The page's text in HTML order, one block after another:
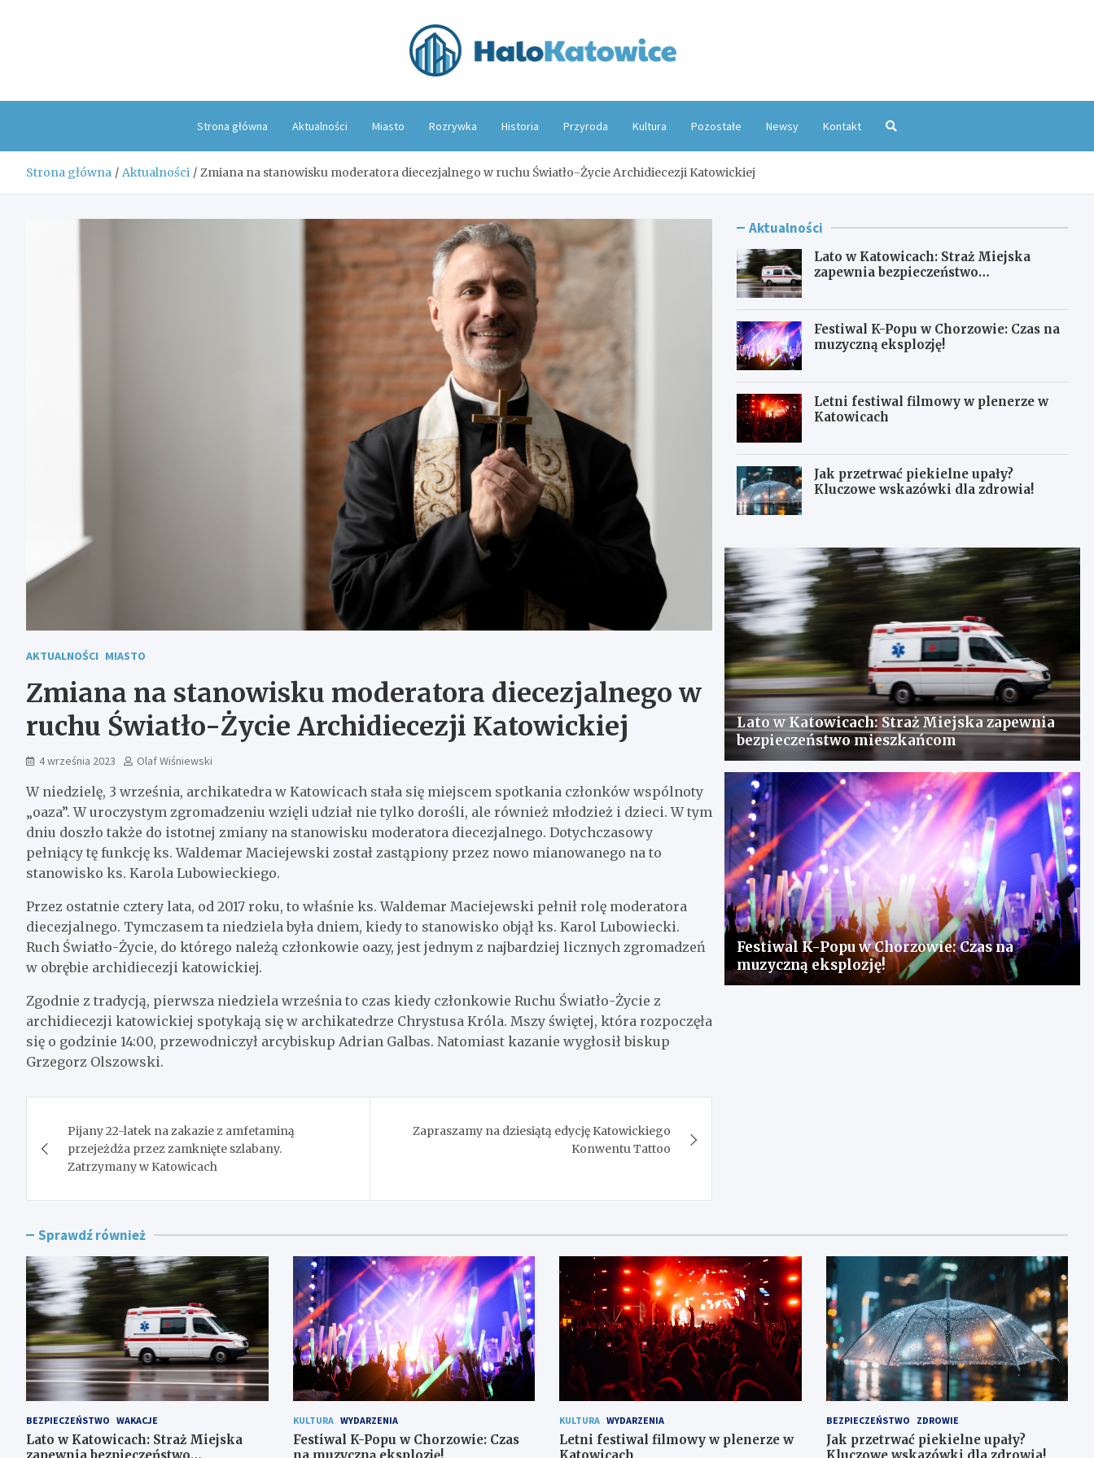
Strona główna Aktualności Miasto Rozrywka Historia Przyroda Kultura Pozostałe Newsy Kontakt
Strona główna Aktualności Zmiana na stanowisku moderatora diecezjalnego w ruchu Światło-Życie Archidiecezji Katowickiej
AKTUALNOŚCI MIASTO
Zmiana na stanowisku moderatora diecezjalnego w
ruchu Światło-Życie Archidiecezji Katowickiej
4 września 2023 Olaf Wiśniewski
W niedzielę, 3 września, archikatedra w Katowicach stała się miejscem spotkania członków wspólnoty
„oaza”. W uroczystym zgromadzeniu wzięli udział nie tylko dorośli, ale również młodzież i dzieci. W tym
dniu doszło także do istotnej zmiany na stanowisku moderatora diecezjalnego. Dotychczasowy
pełniący tę funkcję ks. Waldemar Maciejewski został zastąpiony przez nowo mianowanego na to
stanowisko ks. Karola Lubowieckiego.
Przez ostatnie cztery lata, od 2017 roku, to właśnie ks. Waldemar Maciejewski pełnił rolę moderatora
diecezjalnego. Tymczasem ta niedziela była dniem, kiedy to stanowisko objął ks. Karol Lubowiecki.
Ruch Światło-Życie, do którego należą członkowie oazy, jest jednym z najbardziej licznych zgromadzeń
w obrębie archidiecezji katowickiej.
Zgodnie z tradycją, pierwsza niedziela września to czas kiedy członkowie Ruchu Światło-Życie z
archidiecezji katowickiej spotykają się w archikatedrze Chrystusa Króla. Mszy świętej, która rozpoczęła
się o godzinie 14:00, przewodniczył arcybiskup Adrian Galbas. Natomiast kazanie wygłosił biskup
Grzegorz Olszowski.
wpisu
Pijany 22-latek na zakazie z amfetaminą
przejeżdża przez zamknięte szlabany.
Zatrzymany w Katowicach
Zapraszamy na dziesiątą edycję Katowickiego
Konwentu Tattoo
Aktualności
Lato w Katowicach: Straż Miejska
zapewnia bezpieczeństwo
Festiwal K-Popu w Chorzowie: Czas na
muzyczną eksplozję!
Letni festiwal filmowy w plenerze w
Katowicach
Jak przetrwać piekielne upały?
Kluczowe wskazówki dla zdrowia!
Lato w Katowicach: Straż Miejska zapewnia
bezpieczeństwo mieszkańcom
Festiwal K-Popu w Chorzowie: Czas na
muzyczną eksplozję!
Sprawdź również
BEZPIECZEŃSTWO WAKACJE
Lato w Katowicach: Straż Miejska
KULTURA WYDARZENIA
Festiwal K-Popu w Chorzowie: Czas
KULTURA WYDARZENIA
Letni festiwal filmowy w plenerze w
BEZPIECZEŃSTWO ZDROWIE
Jak przetrwać piekielne upały?